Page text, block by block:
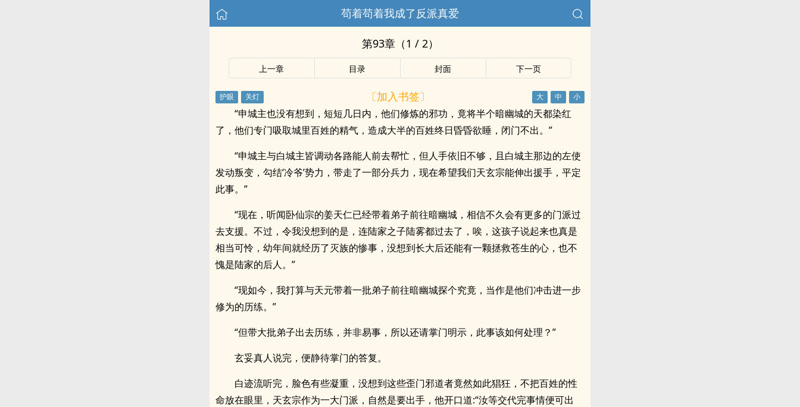
苟着苟着我成了反派真爱
第93章（1 / 2）
上一章 目录 封面 下一页
〔加入书签〕
“申城主也没有想到，短短几日内，他们修炼的邪功，竟将半个暗幽城的天都染红
了，他们专门吸取城里百姓的精气，造成大半的百姓终日昏昏欲睡，闭门不出。”
“申城主与白城主皆调动各路能人前去帮忙，但人手依旧不够，且白城主那边的左使
发动叛变，勾结‘冷爷’势力，带走了一部分兵力，现在希望我们天玄宗能伸出援手，平定
此事。”
“现在，听闻卧仙宗的姜天仁已经带着弟子前往暗幽城，相信不久会有更多的门派过
去支援。不过，令我没想到的是，连陆家之子陆雾都过去了，唉，这孩子说起来也真是
相当可怜，幼年间就经历了灭族的惨事，没想到长大后还能有一颗拯救苍生的心，也不
愧是陆家的后人。”
“现如今，我打算与天元带着一批弟子前往暗幽城探个究竟，当作是他们冲击进一步
修为的历练。”
“但带大批弟子出去历练，并非易事，所以还请掌门明示，此事该如何处理？”
玄妥真人说完，便静待掌门的答复。
白迹流听完，脸色有些凝重，没想到这些歪门邪道者竟然如此猖狂，不把百姓的性
命放在眼里，天玄宗作为一大门派，自然是要出手，他开口道:“汝等交代完事情便可出